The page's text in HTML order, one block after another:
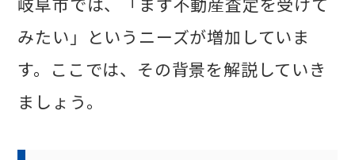
みたい」というニーズが増加していま
す。ここでは、その背景を解説していき
ましょう。